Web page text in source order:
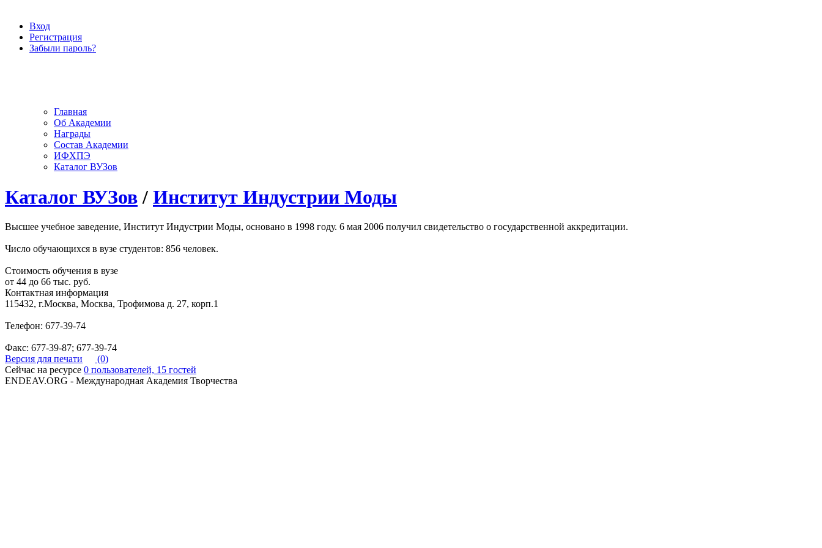
Вход
Регистрация
Забыли пароль?
Главная
Об Академии
Награды
Состав Академии
ИФХПЭ
Каталог ВУЗов
Каталог ВУЗов / Институт Индустрии Моды
Высшее учебное заведение, Институт Индустрии Моды, основано в 1998 году. 6 мая 2006 получил свидетельство о государственной аккредитации.
Число обучающихся в вузе студентов: 856 человек.
Стоимость обучения в вузе
от 44 до 66 тыс. руб.
Контактная информация
115432, г.Москва, Москва, Трофимова д. 27, корп.1
Телефон: 677-39-74
Факс: 677-39-87; 677-39-74
Версия для печати
(0)
Сейчас на ресурсе 0 пользователей, 15 гостей
ENDEAV.ORG - Международная Академия Творчества